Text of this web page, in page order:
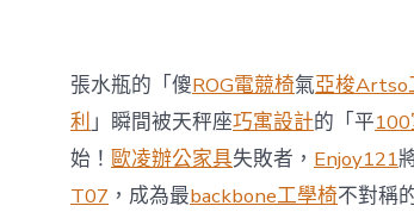
張水瓶的「傻ROG電競椅氣亞梭Artso
利」瞬間被天秤座巧寓設計的「平
始！ 歐凌辦公家具失敗者， Enjoy121
T07 ，成為最backbone工學椅不對稱